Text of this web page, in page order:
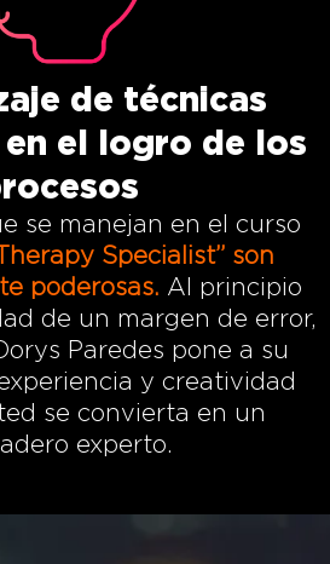
de técnicas
el logro de los
se manejan en el curso
Specialist” son
poderosas. Al principio
de un margen de error,
Paredes pone a su
y creatividad
se convierta en un
experto.